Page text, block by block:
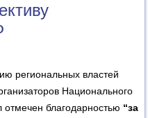
региональных властей
Национального
благодарностью “за